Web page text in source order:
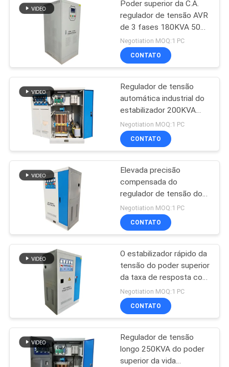
CONTACTE-
SOLICITE
UM
ORÇAMENTO
NOTÍCIAS
Estabilizador da
tensão do poder
superior
estabilizador
industrial da tensão
40
Estabilizador da
alimentação CA
23
Poder superior da C.A.
regulador de tensão AVR
de 3 fases 180KVA 50Hz
380V para o gerador
Negotiation MOQ:1 PC
CONTATO
Regulador de tensão
automática industrial do
estabilizador 200KVA
380VAC da tensão do
poder superior
Negotiation MOQ:1 PC
CONTATO
Elevada precisão
compensada do
regulador de tensão do
Avr auto para a grandes
fábrica e equipamento
Negotiation MOQ:1 PC
CONTATO
O estabilizador rápido da
tensão do poder superior
da taxa de resposta com
ponteiro mede a
personalização
Negotiation MOQ:1 PC
CONTATO
Regulador de tensão
longo 250KVA do poder
superior da vida